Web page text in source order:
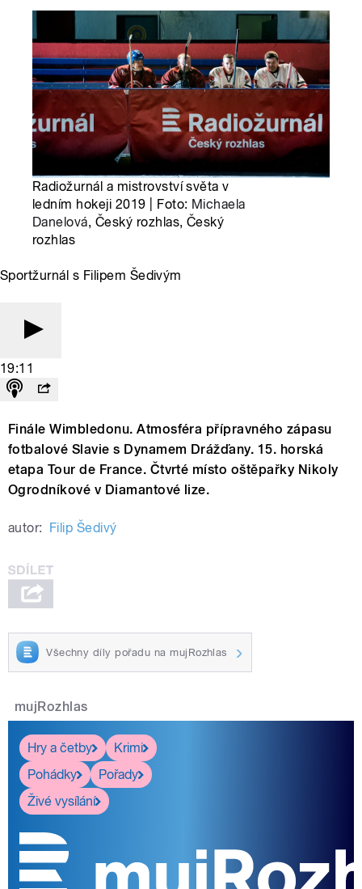
Radiožurnál a mistrovství světa v
ledním hokeji 2019 | Foto: Michaela
Danelová, Český rozhlas, Český
rozhlas
Sportžurnál s Filipem Šedivým
19:11
Finále Wimbledonu. Atmosféra přípravného zápasu
fotbalové Slavie s Dynamem Drážďany. 15. horská
etapa Tour de France. Čtvrté místo oštěpařky Nikoly
Ogrodníkové v Diamantové lize.
autor: Filip Šedivý
Všechny díly pořadu na mujRozhlas
mujRozhlas
Hry a četby
Krimi
Pohádky
Pořady
Živé vysílání